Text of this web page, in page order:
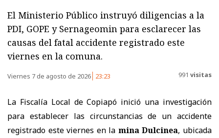
El Ministerio Público instruyó diligencias a la
PDI, GOPE y Sernageomin para esclarecer las
causas del fatal accidente registrado este
viernes en la comuna.
Viernes 7 de agosto de 2026 23:23 991 visitas
La Fiscalía Local de Copiapó inició una investigación
para establecer las circunstancias de un accidente
registrado este viernes en la mina Dulcinea, ubicada